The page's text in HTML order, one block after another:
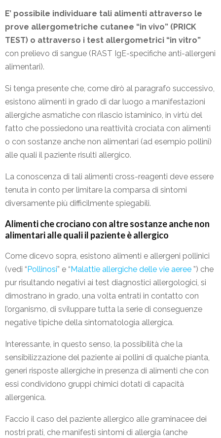
E’ possibile individuare tali alimenti attraverso le
prove allergometriche cutanee “in vivo” (PRICK
TEST) o attraverso i test allergometrici “in vitro”
con prelievo di sangue (RAST IgE-specifiche anti-allergeni
alimentari).
Si tenga presente che, come dirò al paragrafo successivo,
esistono alimenti in grado di dar luogo a manifestazioni
allergiche asmatiche con rilascio istaminico, in virtù del
fatto che possiedono una reattività crociata con alimenti
o con sostanze anche non alimentari (ad esempio pollini)
alle quali il paziente risulti allergico.
La conoscenza di tali alimenti cross-reagenti deve essere
tenuta in conto per limitare la comparsa di sintomi
diversamente più difficilmente spiegabili.
Alimenti che crociano con altre sostanze anche non
alimentari alle quali il paziente è allergico
Come dicevo sopra, esistono alimenti e allergeni pollinici
(vedi “ Pollinosi” e “ Malattie allergiche delle vie aeree ”) che
pur risultando negativi ai test diagnostici allergologici, si
dimostrano in grado, una volta entrati in contatto con
l’organismo, di sviluppare tutta la serie di conseguenze
negative tipiche della sintomatologia allergica.
Interessante, in questo senso, la possibilità che la
sensibilizzazione del paziente ai pollini di qualche pianta,
generi risposte allergiche in presenza di alimenti che con
essi condividono gruppi chimici dotati di capacità
allergenica.
Faccio il caso del paziente allergico alle graminacee dei
nostri prati, che manifesti sintomi di allergia (anche